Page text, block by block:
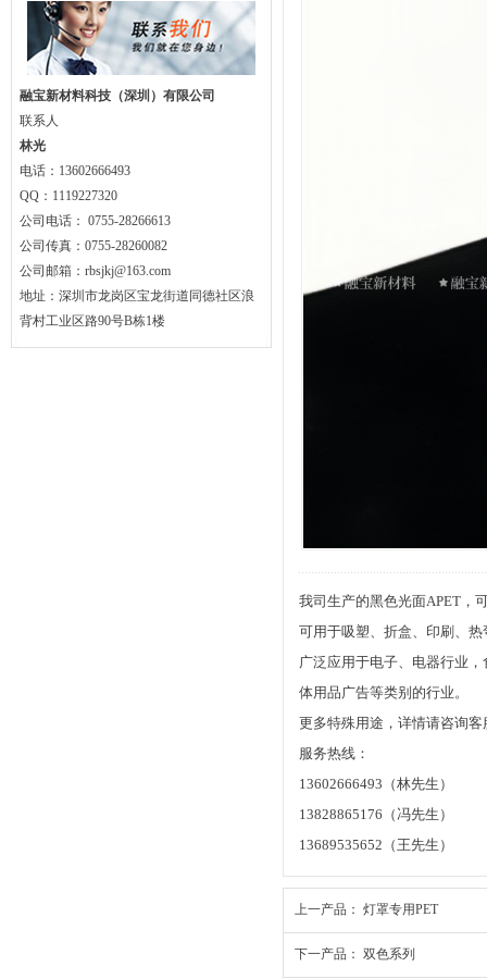
融宝新材料科技（深圳）有限公司
联系人
林光
电话：13602666493
QQ：1119227320
公司电话： 0755-28266613
公司传真：0755-28260082
公司邮箱：rbsjkj@163.com
地址：深圳市龙岗区宝龙街道同德社区浪
背村工业区路90号B栋1楼
我司生产的黑色光面APET，
可用于吸塑、折盒、印刷、
广泛应用于电子、电器行业
体用品广告等类别的行业。
更多特殊用途，详情请咨询客
服务热线：
13602666493（林先生）
13828865176（冯先生
13689535652（王先生）
上一产品： 灯罩专用PET
下一产品： 双色系列